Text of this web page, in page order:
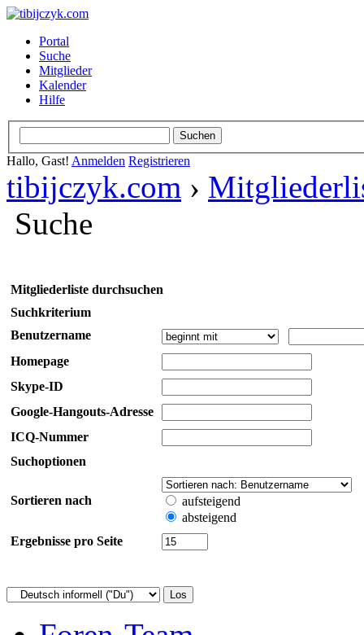
Portal
Suche
Mitglieder
Kalender
Hilfe
Hallo, Gast! Anmelden Registrieren
tibijczyk.com ›
Suche
Mitgliederliste durchsuchen
Suchkriterium
Benutzername
Homepage
Skype-ID
Google-Hangouts-Adresse
ICQ-Nummer
Suchoptionen
Sortieren nach
aufsteigend
absteigend
Ergebnisse pro Seite